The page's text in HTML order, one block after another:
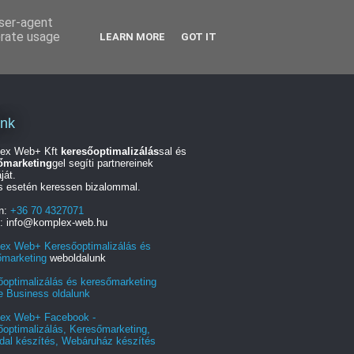
Web+ Kft keresőoptimalizálással és
gel segíti partnereinek
esetén keressen bizalommal.
+36 70 4327071
info@komplex-web.hu
Web+ Keresőoptimalizálás és
weboldalunk
és keresőmarketing
Business oldalunk
Web+ Facebook -
Keresőmarketing,
készítés, Webáruház készítés
agent
usage
LEARN MORE GOT IT